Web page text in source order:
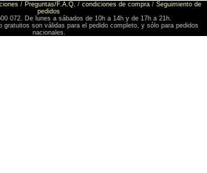
/ Preguntas/F.A.Q. / condiciones de compra/ Seguimiento de
pedidos
072. De lunes a sábados de 10h a 14h y de 17h a 21h.
son válidas para el pedido completo, y sólo para pedidos
nacionales.